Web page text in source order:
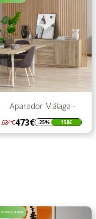
Aparador Málaga -
Regular
preço
631€473€
Preço -25% 158€